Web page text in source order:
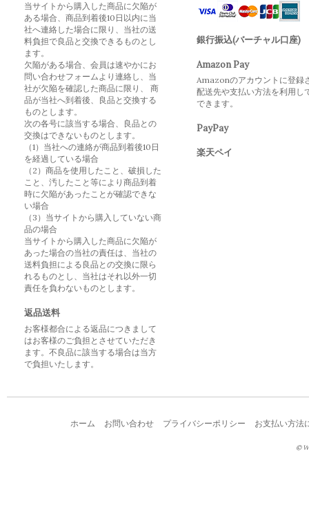
当サイトから購入した商品に欠陥が
ある場合、商品到着後10日以内に当
社へ連絡した場合に限り、当社の送
料負担で良品と交換できるものとし
ます。
欠陥がある場合、会員は速やかにお
問い合わせフォームより連絡し、当
社が欠陥を確認した商品に限り、 商
品が当社へ到着後、良品と交換する
ものとします。
次の各号に該当する場合、良品との
交換はできないものとします。
（1）当社への連絡が商品到着後10日
を経過している場合
（2）商品を使用したこと、破損した
こと、汚したこと等により商品到着
時に欠陥があったことが確認できな
い場合
（3）当サイトから購入していない商
品の場合
当サイトから購入した商品に欠陥が
あった場合の当社の責任は、当社の
送料負担による良品との交換に限ら
れるものとし、当社はそれ以外一切
責任を負わないものとします。
返品送料
お客様都合による返品につきまして
はお客様のご負担とさせていただき
ます。不良品に該当する場合は当方
で負担いたします。
銀行振込(バーチャル口座)
Amazon Pay
Amazonのアカウントに登録
配送先や支払い方法を利用し
できます。
PayPay
楽天ペイ
ホーム お問い合わせ プライバシーポリシー お支払い方法
©